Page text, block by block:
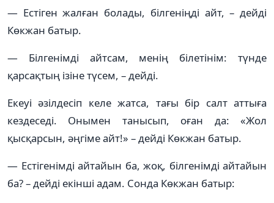
— Естіген жалған болады, білгеніңді айт, – дейді
Көкжан батыр.
— Білгенімді айтсам, менің білетінім: түнде
қарсақтың ізіне түсем, – дейді.
Екеуі әзілдесіп келе жатса, тағы бір салт аттыға
кездеседі. Онымен танысып, оған да: «Жол
қысқарсын, әңгіме айт!» – дейді Көкжан батыр.
— Естігенімді айтайын ба, жоқ, білгенімді айтайын
ба? – дейді екінші адам. Сонда Көкжан батыр: